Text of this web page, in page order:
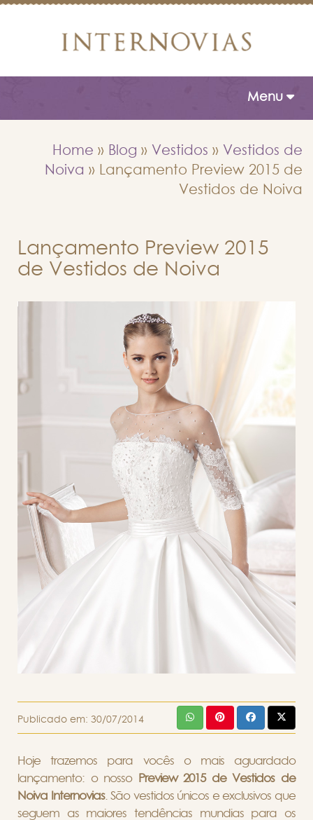
Toggle
Menu
Home » Blog » Vestidos » Vestidos de
Noiva »
Lançamento Preview 2015 de
Vestidos de Noiva
Lançamento Preview 2015
de Vestidos de Noiva
Publicado em: 30/07/2014
Hoje trazemos para vocês o mais aguardado
lançamento: o nosso
Preview 2015 de Vestidos de
Noiva Internovias. São vestidos únicos e exclusivos que
seguem as maiores tendências mundias para os